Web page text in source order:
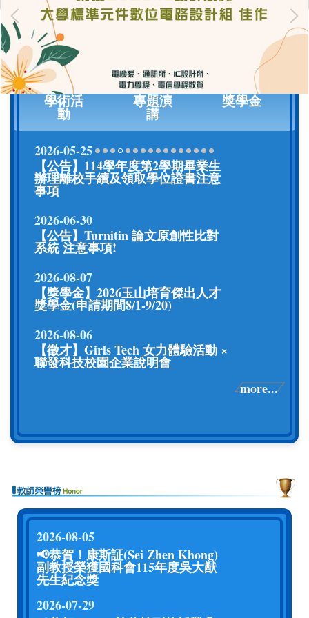
所有訊息
學術活
動
專題演
講
獎學金
2026-05-25
【公告】114學年度第2學期畢業生
辦理離校手續及領取學位證書注意
事項
2026-06-30
【公告】Turnitin 論文原創性比對
系統 注意事項!
2026-08-07
【獎學金】2026玉山培育傑出人才
獎學金(申請期間8/1-9/20)
2026-08-06
【徵才】Girls Tech 女力體驗活動 ×
聯發科技校園企業說明會
more...
2026-08-05
📢恭賀！康斯証(Sei Zhen Khong)
副教授榮獲國科會115年度吳大猷
先生紀念獎
2026-07-29